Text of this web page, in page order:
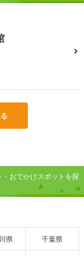
おでかけスポットを探
県 千葉県